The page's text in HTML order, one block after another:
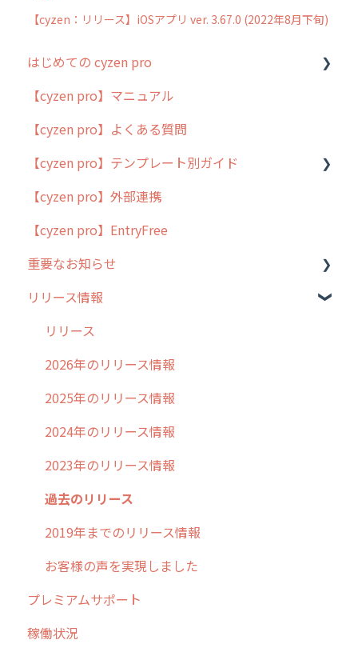
【cyzen：リリース】iOSアプリ ver. 3.67.0 (2022年8月下旬)
はじめての cyzen pro
cyzen pro とは？
簡易マニュアル
cyzen proの位置情報取得について
用語集
よくある質問
【cyzen pro】マニュアル
【cyzen pro】よくある質問
【cyzen pro】テンプレート別ガイド
ポスティング
ラウンダー
メンテナンス
外廻り営業
清掃
不動産
【cyzen pro】外部連携
【cyzen pro】EntryFree
重要なお知らせ
過去の重要なお知らせ
障害情報
リリース情報
リリース
2026年のリリース情報
2025年のリリース情報
2024年のリリース情報
2023年のリリース情報
過去のリリース
2019年までのリリース情報
お客様の声を実現しました
プレミアムサポート
稼働状況